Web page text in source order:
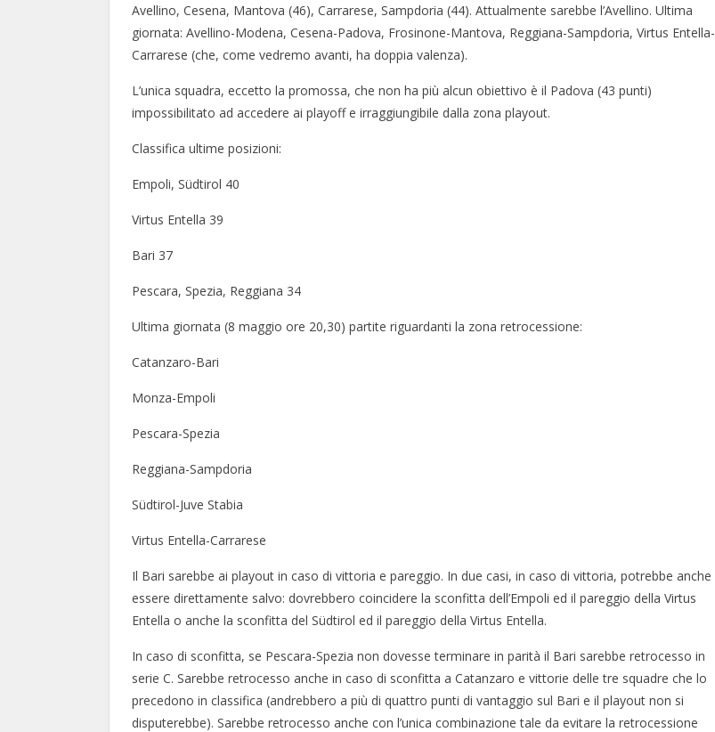
Avellino, Cesena, Mantova (46), Carrarese, Sampdoria (44). Attualmente sarebbe l’Avellino. Ultima
giornata: Avellino-Modena, Cesena-Padova, Frosinone-Mantova, Reggiana-Sampdoria, Virtus Entella-
Carrarese (che, come vedremo avanti, ha doppia valenza).
L’unica squadra, eccetto la promossa, che non ha più alcun obiettivo è il Padova (43 punti)
impossibilitato ad accedere ai playoff e irraggiungibile dalla zona playout.
Classifica ultime posizioni:
Empoli, Südtirol 40
Virtus Entella 39
Bari 37
Pescara, Spezia, Reggiana 34
Ultima giornata (8 maggio ore 20,30) partite riguardanti la zona retrocessione:
Catanzaro-Bari
Monza-Empoli
Pescara-Spezia
Reggiana-Sampdoria
Südtirol-Juve Stabia
Virtus Entella-Carrarese
Il Bari sarebbe ai playout in caso di vittoria e pareggio. In due casi, in caso di vittoria, potrebbe anche
essere direttamente salvo: dovrebbero coincidere la sconfitta dell’Empoli ed il pareggio della Virtus
Entella o anche la sconfitta del Südtirol ed il pareggio della Virtus Entella.
In caso di sconfitta, se Pescara-Spezia non dovesse terminare in parità il Bari sarebbe retrocesso in
serie C. Sarebbe retrocesso anche in caso di sconfitta a Catanzaro e vittorie delle tre squadre che lo
precedono in classifica (andrebbero a più di quattro punti di vantaggio sul Bari e il playout non si
disputerebbe). Sarebbe retrocesso anche con l’unica combinazione tale da evitare la retrocessione